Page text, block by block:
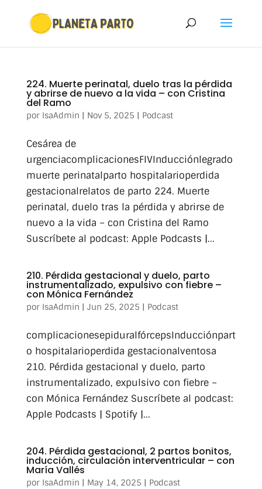
224. Muerte perinatal, duelo tras la pérdida
y abrirse de nuevo a la vida – con Cristina
del Ramo
por IsaAdmin | Nov 5, 2025 | Podcast
Cesárea de
urgenciacomplicacionesFIVInducciónlegrado
muerte perinatalparto hospitalarioperdida
gestacionalrelatos de parto 224. Muerte
perinatal, duelo tras la pérdida y abrirse de
nuevo a la vida – con Cristina del Ramo
Suscríbete al podcast: Apple Podcasts |...
210. Pérdida gestacional y duelo, parto
instrumentalizado, expulsivo con fiebre –
con Mónica Fernández
por IsaAdmin | Jun 25, 2025 | Podcast
complicacionesepiduralfórcepsInducciónpart
o hospitalarioperdida gestacionalventosa
210. Pérdida gestacional y duelo, parto
instrumentalizado, expulsivo con fiebre –
con Mónica Fernández Suscríbete al podcast:
Apple Podcasts | Spotify |...
204. Pérdida gestacional, 2 partos bonitos,
inducción, circulación interventricular – con
María Vallés
por IsaAdmin | May 14, 2025 | Podcast